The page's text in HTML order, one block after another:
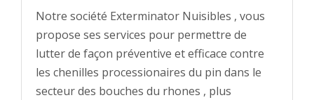
Notre société Exterminator Nuisibles , vous
propose ses services pour permettre de
lutter de façon préventive et efficace contre
les chenilles processionaires du pin dans le
secteur des bouches du rhones , plus